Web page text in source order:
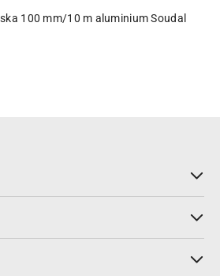
100 mm/10 m aluminium Soudal